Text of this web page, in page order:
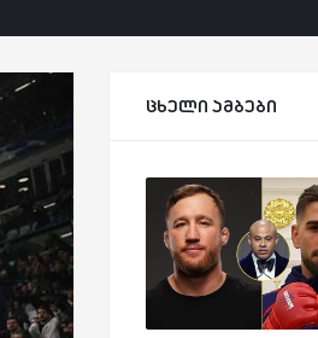
ცხელი ამბები